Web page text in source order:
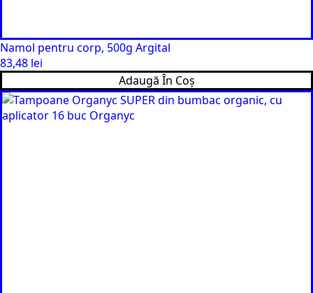
Namol pentru corp, 500g Argital
83,48 lei
Adaugă În Coș